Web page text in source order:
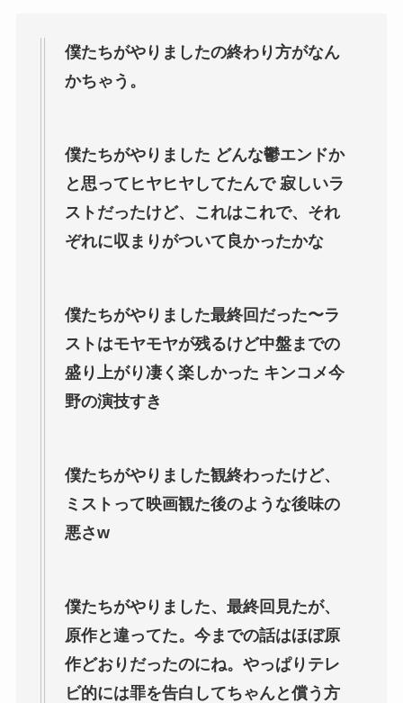
僕たちがやりましたの終わり方がなん
かちゃう。
僕たちがやりました どんな鬱エンドか
と思ってヒヤヒヤしてたんで 寂しいラ
ストだったけど、これはこれで、それ
ぞれに収まりがついて良かったかな
僕たちがやりました最終回だった〜ラ
ストはモヤモヤが残るけど中盤までの
盛り上がり凄く楽しかった キンコメ今
野の演技すき
僕たちがやりました観終わったけど、
ミストって映画観た後のような後味の
悪さw
僕たちがやりました、最終回見たが、
原作と違ってた。今までの話はほぼ原
作どおりだったのにね。やっぱりテレ
ビ的には罪を告白してちゃんと償う方